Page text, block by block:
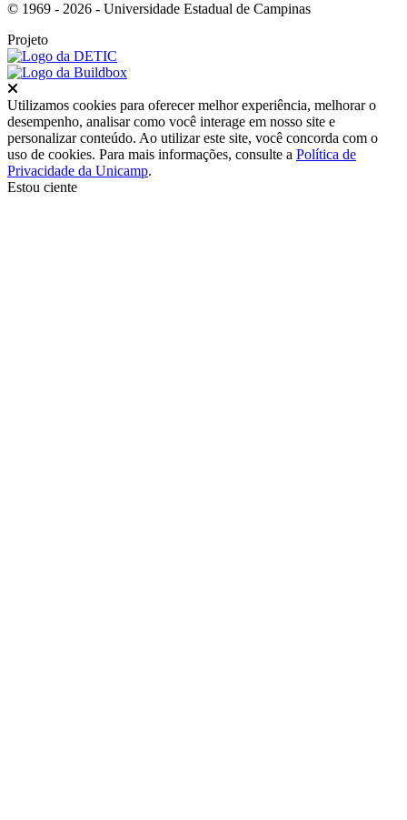
© 1969 - 2026 - Universidade Estadual de Campinas
Projeto
Utilizamos cookies para oferecer melhor experiência, melhorar o
desempenho, analisar como você interage em nosso site e
personalizar conteúdo. Ao utilizar este site, você concorda com o
uso de cookies. Para mais informações, consulte a Política de
Privacidade da Unicamp.
Estou ciente